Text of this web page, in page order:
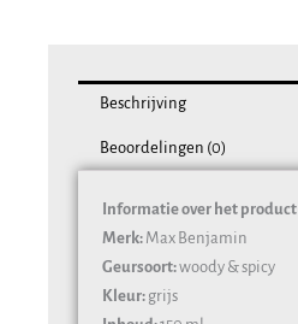
Beschrijving
Beoordelingen (0)
Informatie over het product
Merk: Max Benjamin
Geursoort:woody & spicy
Kleur: grijs